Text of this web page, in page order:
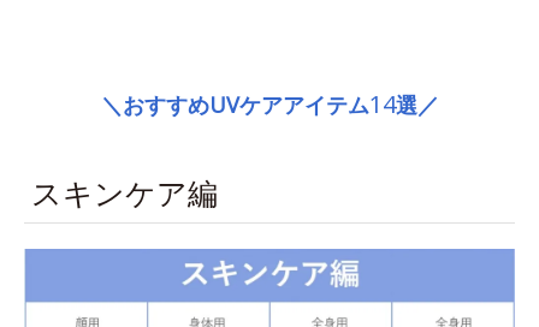
＼おすすめUVケアアイテム14選／
スキンケア編